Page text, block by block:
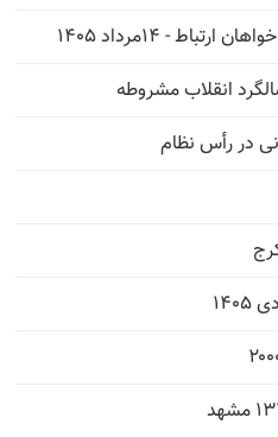
- ۱۴مرداد ۱۴۰۵
در رأس نظام